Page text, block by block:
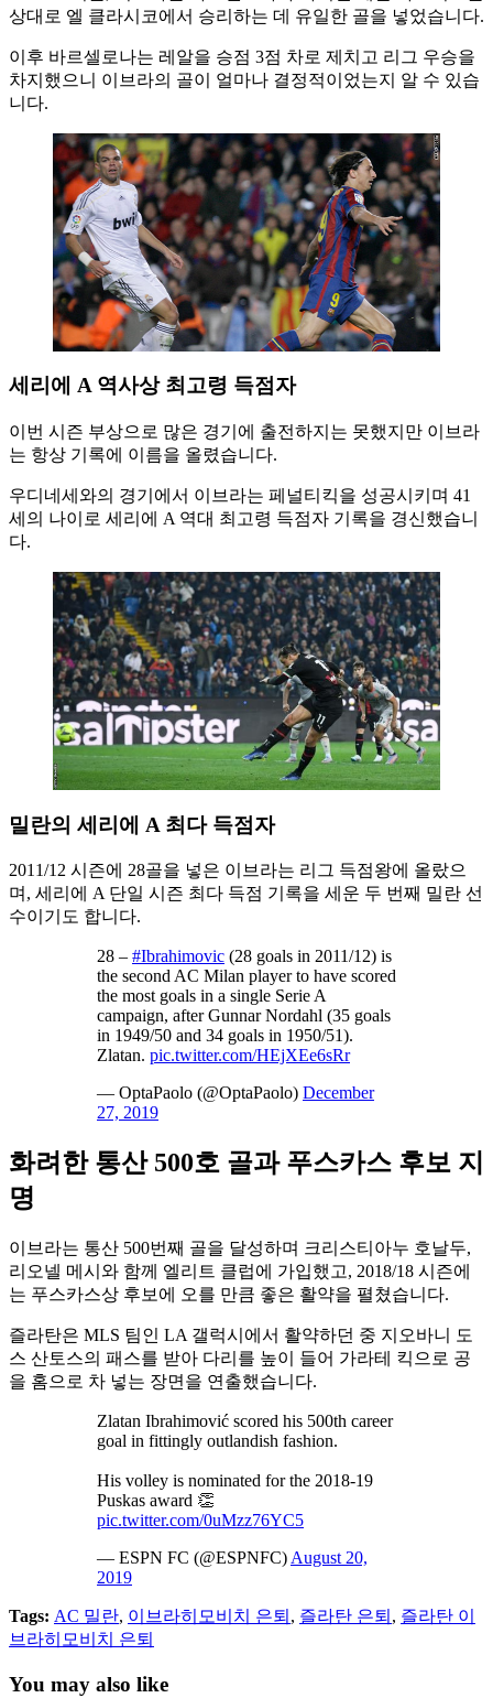
상대로 엘 클라시코에서 승리하는 데 유일한 골을 넣었습니다.
이후 바르셀로나는 레알을 승점 3점 차로 제치고 리그 우승을
차지했으니 이브라의 골이 얼마나 결정적이었는지 알 수 있습
니다.
세리에 A 역사상 최고령 득점자
이번 시즌 부상으로 많은 경기에 출전하지는 못했지만 이브라
는 항상 기록에 이름을 올렸습니다.
우디네세와의 경기에서 이브라는 페널티킥을 성공시키며 41
세의 나이로 세리에 A 역대 최고령 득점자 기록을 경신했습니
다.
밀란의 세리에 A 최다 득점자
2011/12 시즌에 28골을 넣은 이브라는 리그 득점왕에 올랐으
며, 세리에 A 단일 시즌 최다 득점 기록을 세운 두 번째 밀란 선
수이기도 합니다.
28 – #Ibrahimovic (28 goals in 2011/12) is
the second AC Milan player to have scored
the most goals in a single Serie A
campaign, after Gunnar Nordahl (35 goals
in 1949/50 and 34 goals in 1950/51).
Zlatan. pic.twitter.com/HEjXEe6sRr
— OptaPaolo (@OptaPaolo) December
27, 2019
화려한 통산 500호 골과 푸스카스 후보 지
명
이브라는 통산 500번째 골을 달성하며 크리스티아누 호날두,
리오넬 메시와 함께 엘리트 클럽에 가입했고, 2018/18 시즌에
는 푸스카스상 후보에 오를 만큼 좋은 활약을 펼쳤습니다.
즐라탄은 MLS 팀인 LA 갤럭시에서 활약하던 중 지오바니 도
스 산토스의 패스를 받아 다리를 높이 들어 가라테 킥으로 공
을 홈으로 차 넣는 장면을 연출했습니다.
Zlatan Ibrahimović scored his 500th career
goal in fittingly outlandish fashion.
His volley is nominated for the 2018-19
Puskas award 👏
pic.twitter.com/0uMzz76YC5
— ESPN FC (@ESPNFC) August 20,
2019
Tags: AC 밀란, 이브라히모비치 은퇴 , 즐라탄 은퇴 , 즐라탄 이
브라히모비치 은퇴
You may also like